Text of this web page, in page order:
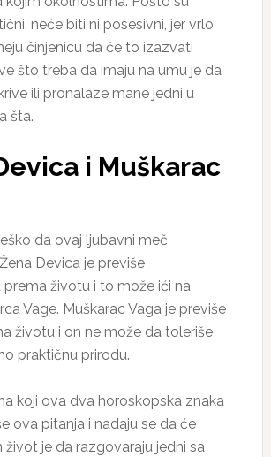
neće biti ni posesivni, jer vrlo
činjenicu da će to izazvati
što treba da imaju na umu je da
ili pronalaze mane jedni u
šta.
i Muškarac
da ovaj ljubavni meč
Devica je previše
prema životu i to može ići na
Vage. Muškarac Vaga je previše
životu i on ne može da toleriše
praktičnu prirodu.
koji ova dva horoskopska znaka
ova pitanja i nadaju se da će
život je da razgovaraju jedni sa